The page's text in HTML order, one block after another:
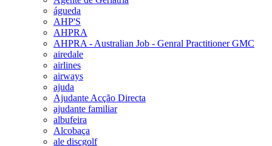
águeda
AHP'S
AHPRA
AHPRA - Australian Job - Genral Practitioner GMC
airedale
airlines
airways
ajuda
Ajudante Acção Directa
ajudante familiar
albufeira
Alcobaça
ale discgolf